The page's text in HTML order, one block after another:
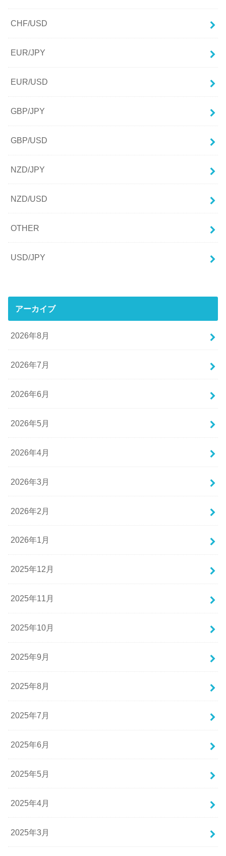
CHF/USD
EUR/JPY
EUR/USD
GBP/JPY
GBP/USD
NZD/JPY
NZD/USD
OTHER
USD/JPY
アーカイブ
2026年8月
2026年7月
2026年6月
2026年5月
2026年4月
2026年3月
2026年2月
2026年1月
2025年12月
2025年11月
2025年10月
2025年9月
2025年8月
2025年7月
2025年6月
2025年5月
2025年4月
2025年3月